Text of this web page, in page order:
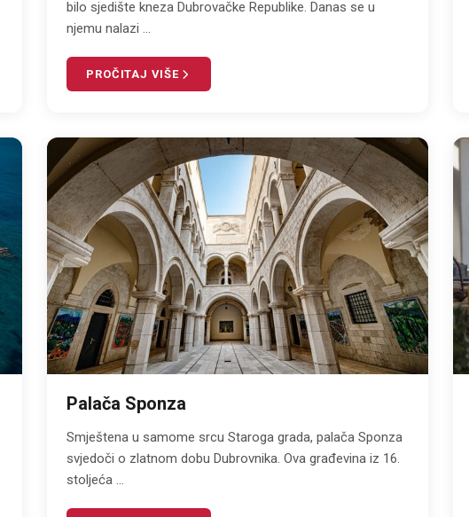
bilo sjedište kneza Dubrovačke Republike. Danas se u
njemu nalazi ...
PROČITAJ VIŠE
Palača Sponza
Smještena u samome srcu Staroga grada, palača Sponza
svjedoči o zlatnom dobu Dubrovnika. Ova građevina iz 16.
stoljeća ...